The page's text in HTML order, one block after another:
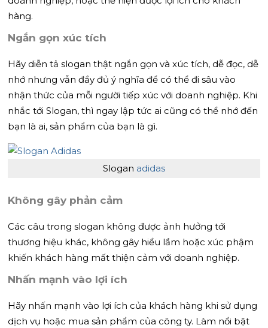
hàng.
Ngắn gọn xúc tích
Hãy diễn tả slogan thật ngắn gọn và xúc tích, dễ đọc, dễ
nhớ nhưng vẫn đầy đủ ý nghĩa để có thể đi sâu vào
nhận thức của mỗi người tiếp xúc với doanh nghiệp. Khi
nhắc tới Slogan, thì ngay lập tức ai cũng có thể nhớ đến
bạn là ai, sản phẩm của bạn là gì.
Slogan adidas
Không gây phản cảm
Các câu trong slogan không được ảnh hưởng tới
thương hiệu khác, không gây hiểu lầm hoặc xúc phậm
khiến khách hàng mất thiện cảm với doanh nghiệp.
Nhấn mạnh vào lợi ích
Hãy nhấn mạnh vào lợi ích của khách hàng khi sử dụng
dịch vụ hoặc mua sản phẩm của công ty. Làm nổi bật